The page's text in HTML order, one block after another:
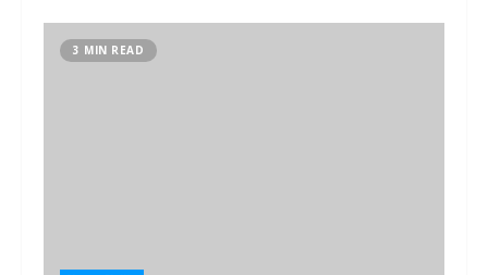
3 MIN READ